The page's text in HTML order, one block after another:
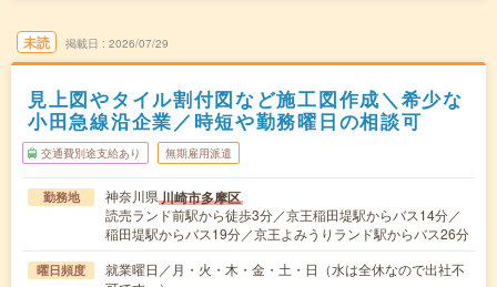
未読 掲載日 2026/07/29
見上図やタイル割付図など施工図作成＼希少な
小田急線沿企業／時短や勤務曜日の相談可
交通費別途支給あり 無期雇用派遣
勤務地 神奈川県川崎市多摩区
読売ランド前駅から徒歩3分／京王稲田堤駅からバス14分／
稲田堤駅からバス19分／京王よみうりランド駅からバス26分
曜日頻度
就業曜日／月・火・木・金・土・日（水は全休なので出社不